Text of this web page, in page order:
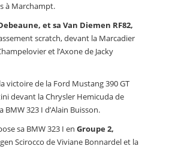
à Marchampt.
et sa Van Diemen RF82,
scratch, devant la Marcadier
et l’Axone de Jacky
victoire de la Ford Mustang 390 GT
devant la Chrysler Hemicuda de
BMW 323 I d’Alain Buisson.
sa BMW 323 I en Groupe 2,
Scirocco de Viviane Bonnardel et la